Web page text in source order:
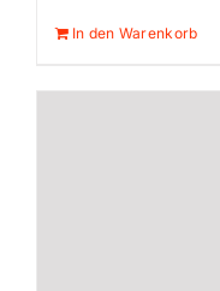
In den Warenkorb